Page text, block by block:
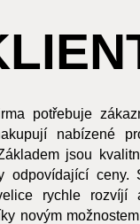
potřebuje
nabízené
jsou
odpovídající ceny.
rychle rozvíjí
novým